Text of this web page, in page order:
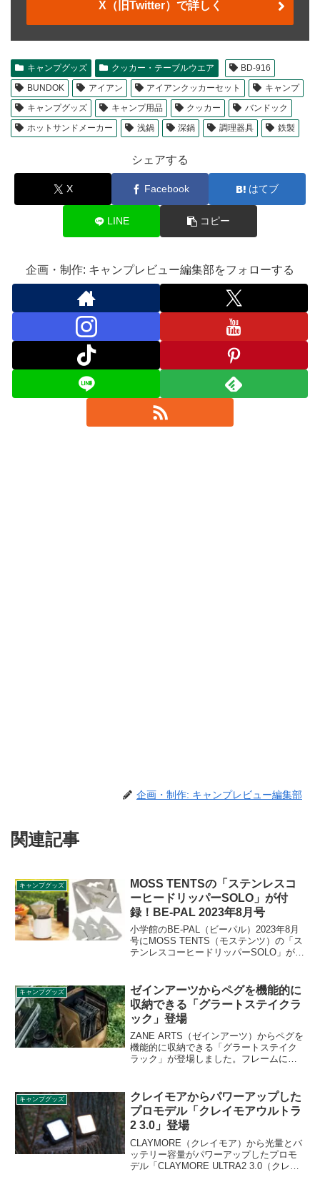
X（旧Twitter）で詳しく
キャンプグッズ クッカー・テーブルウエア
BD-916
BUNDOK
アイアン アイアンクッカーセット
キャンプ
キャンプグッズ
キャンプ用品 クッカー
バンドック
ホットサンドメーカー
浅鍋 深鍋 調理器具 鉄製
シェアする
X Facebook はてブ
LINE コピー
企画・制作: キャンプレビュー編集部をフォローする
企画・制作: キャンプレビュー編集部
関連記事
キャンプグッズ
MOSS TENTSの「ステンレスコ
ーヒードリッパーSOLO」が付
録！BE-PAL 2023年8月号
小学館のBE-PAL（ビーパル）2023年8月
号にMOSS TENTS（モステンツ）の「ス
テンレスコーヒードリッパーSOLO」が付
フィルターをセットできるドリッパーで
す。詳細をレビューします。
キャンプグッズ
ゼインアーツからペグを機能的に
収納できる「グラートステイクラ
ック」登場
ZANE ARTS（ゼインアーツ）からペグを
機能的に収納できる「グラートステイク
ラック」が登場しました。フレームにペ
ックです。詳細をレビューします。
キャンプグッズ
クレイモアからパワーアップした
プロモデル「クレイモアウルトラ
2 3.0」登場
CLAYMORE（クレイモア）から光量とバ
ッテリー容量がパワーアップしたプロモ
デル「CLAYMORE ULTRA2 3.0（クレイ